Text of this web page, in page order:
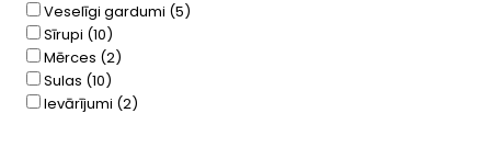
Veselīgi gardumi (5)
Sīrupi (10)
Mērces (2)
Sulas (10)
Ievārījumi (2)